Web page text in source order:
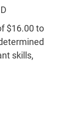
$16.00 to
skills,